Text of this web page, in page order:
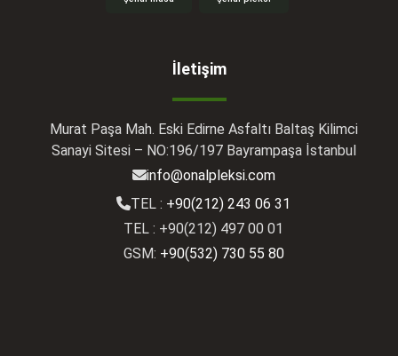
İletişim
Murat Paşa Mah. Eski Edirne Asfaltı Baltaş Kilimci
Sanayi Sitesi – NO:196/197 Bayrampaşa İstanbul
info@onalpleksi.com
TEL : +90(212) 243 06 31
TEL : +90(212) 497 00 01
GSM: +90(532) 730 55 80